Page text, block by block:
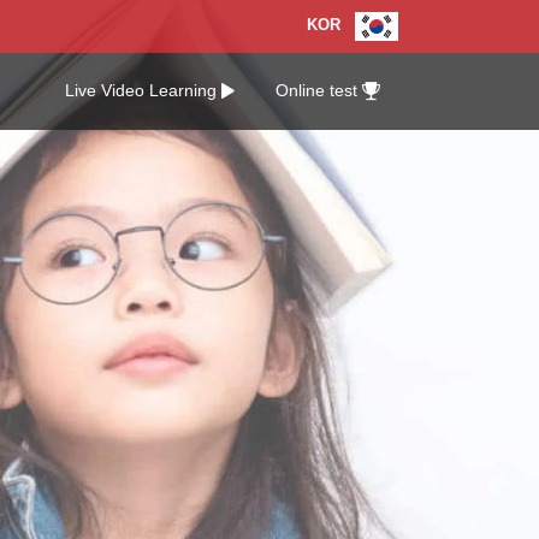
KOR
KOR
Live Video Learning Online test